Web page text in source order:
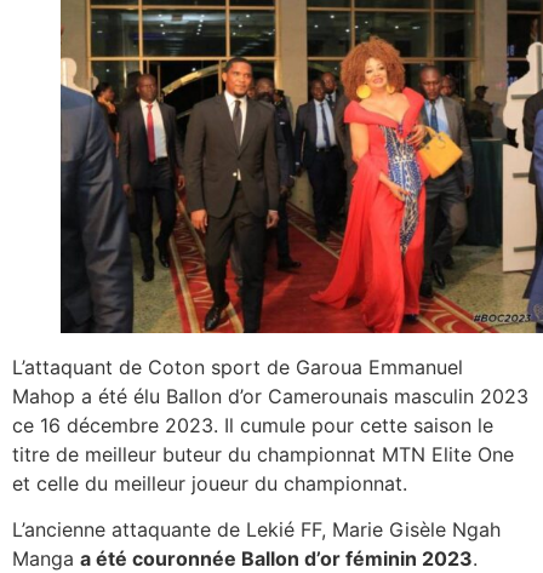
L’attaquant de Coton sport de Garoua Emmanuel
Mahop a été élu Ballon d’or Camerounais masculin 2023
ce 16 décembre 2023. Il cumule pour cette saison le
titre de meilleur buteur du championnat MTN Elite One
et celle du meilleur joueur du championnat.
L’ancienne attaquante de Lekié FF, Marie Gisèle Ngah
Manga a été couronnée Ballon d’or féminin 2023.